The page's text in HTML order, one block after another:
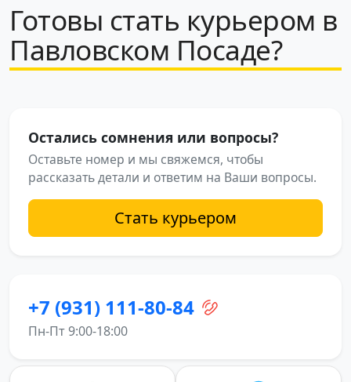
Готовы стать курьером в
Павловском Посаде?
Остались сомнения или вопросы?
Оставьте номер и мы свяжемся, чтобы
рассказать детали и ответим на Ваши вопросы.
Стать курьером
+7 (931) 111-80-84
Пн-Пт 9:00-18:00